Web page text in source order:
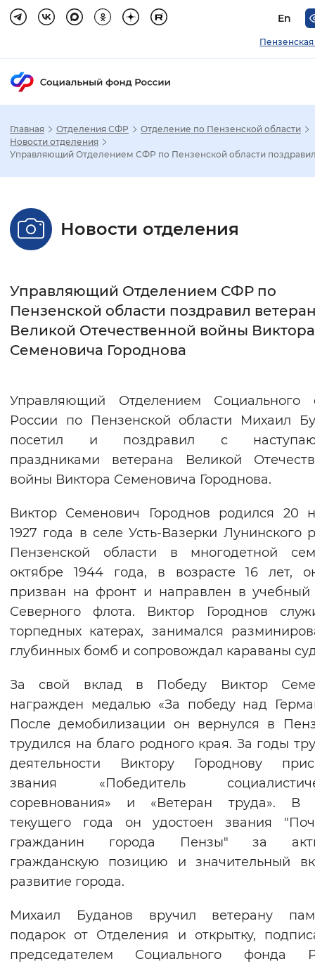
En
Пензенская
Настройка режима отображения
Стандартный Увеличенный
Без засечек
Цвет сайта
Синий фон
Включены Выключены
Воспроизвести Остановить
Вернуть стандартные настройки
Главная Отделения СФР
Отделение по Пензенской области
Новости отделения
Управляющий Отделением СФР по Пензенской области
Новости отделения
Управляющий Отделением СФР по
Пензенской области поздравил
Великой Отечественной войны Виктора
Семеновича Городнова
Управляющий Отделением Социального
России по Пензенской области Михаил
посетил и поздравил с
праздниками ветерана Великой
войны Виктора Семеновича Городнова.
Виктор Семенович Городнов родился 20
1927 года в селе Усть-Вазерки Лунинского
Пензенской области в многодетной
октябре 1944 года, в возрасте 16 лет,
призван на фронт и направлен в учебный
Северного флота. Виктор Городнов
торпедных катерах, занимался
глубинных бомб и сопровождал караваны
За свой вклад в Победу Виктор
награжден медалью «За победу над
После демобилизации он вернулся в
трудился на благо родного края. За годы
деятельности Виктору Городнову
звания «Победитель
соревнования» и «Ветеран труда». В
текущего года он удостоен звания
гражданин города Пензы" за
гражданскую позицию и значительный
развитие города.
Михаил Буданов вручил ветерану
подарок от Отделения и открытку,
председателем Социального фонда